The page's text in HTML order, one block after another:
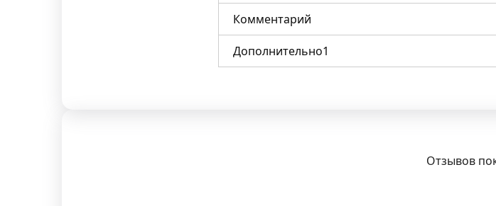
Комментарий
Дополнительно1
Отзывов